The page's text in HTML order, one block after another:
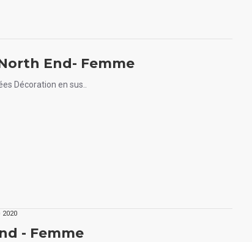
End- Femme
Décoration en sus..
- Femme